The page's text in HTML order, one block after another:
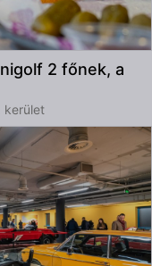
2 főnek, a
kerület